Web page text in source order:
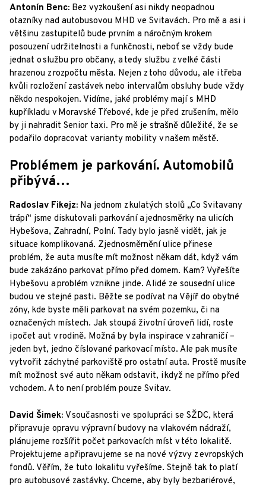
Antonín Benc: Bez vyzkoušení asi nikdy neopadnou
otazníky nad autobusovou MHD ve Svitavách. Pro mě a asi i
většinu zastupitelů bude prvním a náročným krokem
posouzení udržitelnosti a funkčnosti, neboť se vždy bude
jednat o službu pro občany, a tedy službu z velké části
hrazenou z rozpočtu města. Nejen z toho důvodu, ale i třeba
kvůli rozložení zastávek nebo intervalům obsluhy bude vždy
někdo nespokojen. Vidíme, jaké problémy mají s MHD
kupříkladu v Moravské Třebové, kde je před zrušením, mělo
by ji nahradit Senior taxi. Pro mě je strašně důležité, že se
podařilo dopracovat varianty mobility v našem městě.
Problémem je parkování. Automobilů
přibývá…
Radoslav Fikejz: Na jednom z kulatých stolů „Co Svitavany
trápí“ jsme diskutovali parkování a jednosměrky na ulicích
Hybešova, Zahradní, Polní. Tady bylo jasně vidět, jak je
situace komplikovaná. Zjednosměrnění ulice přinese
problém, že auta musíte mít možnost někam dát, když vám
bude zakázáno parkovat přímo před domem. Kam? Vyřešíte
Hybešovu a problém vznikne jinde. A lidé ze sousední ulice
budou ve stejné pasti. Běžte se podívat na Vějíř do obytné
zóny, kde byste měli parkovat na svém pozemku, či na
označených místech. Jak stoupá životní úroveň lidí, roste
i počet aut v rodině. Možná by byla inspirace v zahraničí –
jeden byt, jedno číslované parkovací místo. Ale pak musíte
vytvořit záchytné parkoviště pro ostatní auta. Prostě musíte
mít možnost své auto někam odstavit, i když ne přímo před
vchodem. A to není problém pouze Svitav.
David Šimek: V současnosti ve spolupráci se SŽDC, která
připravuje opravu výpravní budovy na vlakovém nádraží,
plánujeme rozšířit počet parkovacích míst v této lokalitě.
Projektujeme a připravujeme se na nové výzvy z evropských
fondů. Věřím, že tuto lokalitu vyřešíme. Stejně tak to platí
pro autobusové zastávky. Chceme, aby byly bezbariérové,